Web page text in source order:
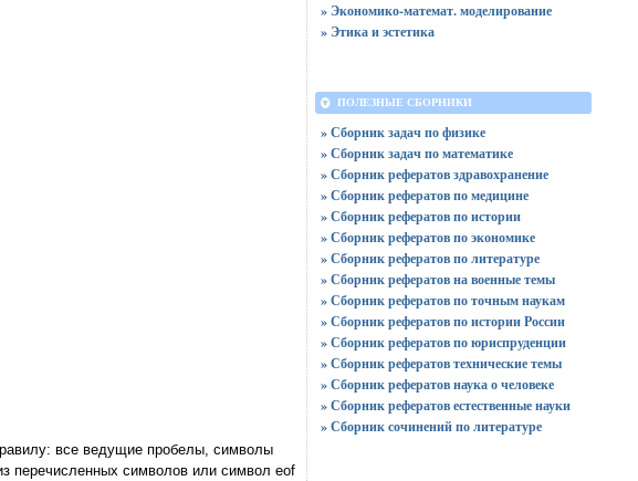
все ведущие пробелы, символы
перечисленных символов или символ eof
» Экономико-математ. моделирование
» Этика и эстетика
ПОЛЕЗНЫЕ СБОРНИКИ
» Сборник задач по физике
» Сборник задач по математике
» Сборник рефератов здравохранение
» Сборник рефератов по медицине
» Сборник рефератов по истории
» Сборник рефератов по экономике
» Сборник рефератов по литературе
» Сборник рефератов на военные темы
» Сборник рефератов по точным наукам
» Сборник рефератов по истории России
» Сборник рефератов по юриспруденции
» Сборник рефератов технические темы
» Сборник рефератов наука о человеке
» Сборник рефератов естественные науки
» Сборник сочинений по литературе